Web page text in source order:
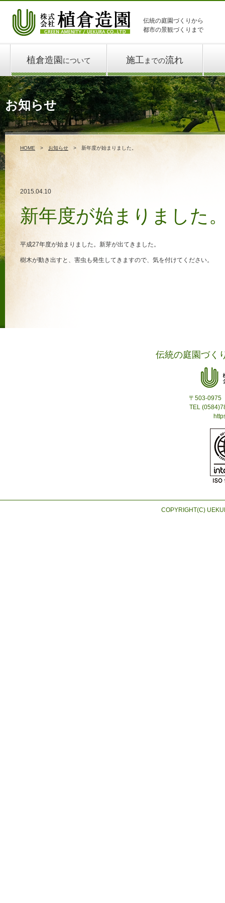
伝統の庭園づくりから
都市の景観づくりまで
植倉造園 について 施工 までの流れ
お知らせ
HOME お知らせ 新年度が始まりました。
2015.04.10
新年度が始まりました
平成27年度が始まりました。新芽が出てきました。
樹木が動き出すと、害虫も発生してきますので、気を付けてください。
伝統の庭園づく
〒503-0975
TEL
COPYRIGHT(C)